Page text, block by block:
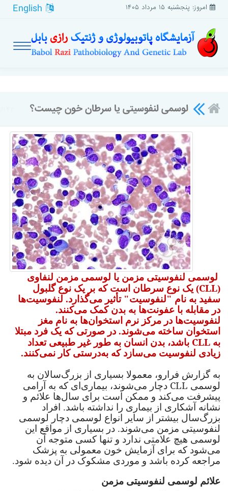
امروز: پنجشنبه ۱۵ مرداد ۱۴۰۵
لوسمی لنفوسیتی یا سرطان خون چیست؟
لوسمی لنفوسیتی مزمن یا لوسمی مزمن لنفاوی
(
CLL) یک نوع سرطان است که بر یک نوع گلبول
سفید به نام "لنفوسیت" تأثیر می‌گذارد. لنفوسیت‌ها
در مقابله با عفونت‌ها به بدن کمک می‌کنند.
لنفوسیت‌ها در مرکز نرم استخوان‌ها به نام مغز
استخوان ساخته می‌شوند. در صورتی که یک فرد مبتلا
به CLL باشد، بدن انسان به طور غیر طبیعی تعداد
زیادی لنفوسیت می‌سازد که به‌درستی کار نمی‌کنند.
به گزارش فرارو، معمولا بسیاری از بزرگ‌سالان به
لوسمی CLL دچار می‌شوند، بیماری‌ای که به آرامی
پیشرفت می‌کند و ممکن است برای سال‌ها علائم و
نشانه آشکاری از بیماری را نداشته باشد. افراد
بزرگ‌سال بیشتر از سایر انواع لوسمی دچار لوسمی
لنفوسیتی مزمن می‌شوند. در بسیاری از مواقع این
لوسمی هیچ علامتی ندارد و تنها کسی متوجه آن
می‌شود که برای آزمایش خون معمولی به پزشک
مراجعه کرده باشد و موردی مشکوک در آن دیده شود.
علائم لوسمی لنفوسیتی مزمن